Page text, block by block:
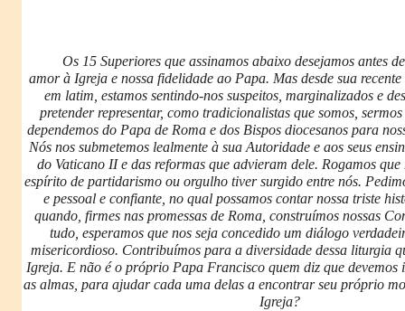
Os 15 Superiores que assinamos abaixo desejamos antes
amor à Igreja e nossa fidelidade ao Papa. Mas desde sua
em latim, estamos sentindo-nos suspeitos, marginalizados e
pretender representar, como tradicionalistas que somos,
dependemos do Papa de Roma e dos Bispos diocesanos para
Nós nos submetemos lealmente à sua Autoridade e aos seus
do Vaticano II e das reformas que advieram dele. Rogamos que
espírito de partidarismo ou orgulho tiver surgido entre nós.
e pessoal e confiante, no qual possamos contar nossa triste
quando, firmes nas promessas de Roma, construímos nossas
tudo, esperamos que nos seja concedido um diálogo
misericordioso. Contribuímos para a diversidade dessa liturgia
Igreja. E não é o próprio Papa Francisco quem diz que devemos
as almas, para ajudar cada uma delas a encontrar seu próprio
Igreja?